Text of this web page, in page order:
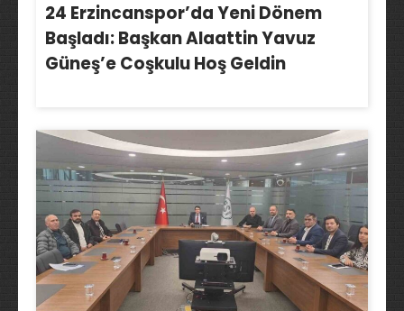
24 Erzincanspor’da Yeni Dönem
Başladı: Başkan Alaattin Yavuz
Güneş’e Coşkulu Hoş Geldin